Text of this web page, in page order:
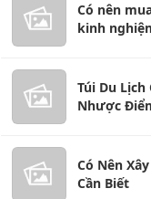
Có nên
kinh
Túi Du
Nhược
Có Nên
Cần Biết